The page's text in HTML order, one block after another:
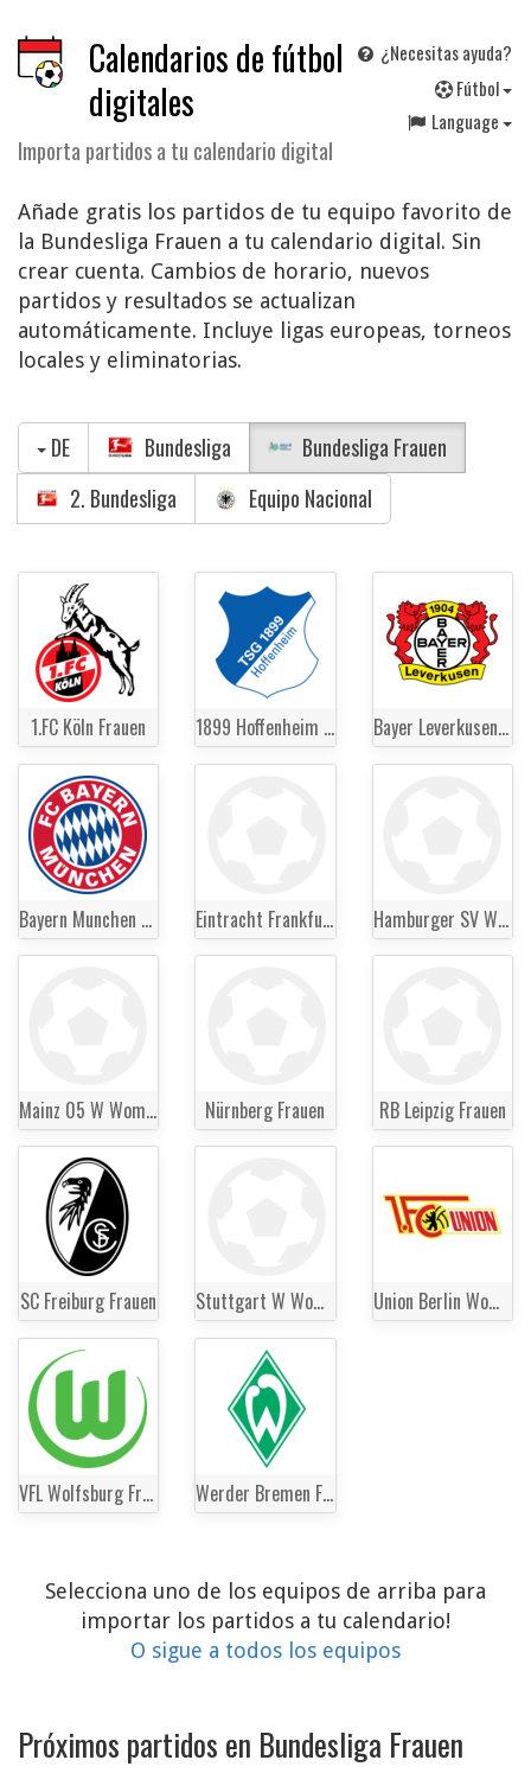
Calendarios de fútbol
digitales
Importa partidos a tu calendario digital
¿Necesitas ayuda?
Fútbol
Language
Añade gratis los partidos de tu equipo favorito de
la Bundesliga Frauen a tu calendario digital. Sin
crear cuenta. Cambios de horario, nuevos
partidos y resultados se actualizan
automáticamente. Incluye ligas europeas, torneos
locales y eliminatorias.
DE Bundesliga
Bundesliga Frauen
2. Bundesliga
Equipo Nacional
1.FC Köln Frauen 1899 Hoffenheim Frauen Bayer Leverkusen Frauen
Bayern Munchen Frauen Eintracht Frankfurt Frauen Hamburger SV Women
Mainz 05 W Women Nürnberg Frauen RB Leipzig Frauen
SC Freiburg Frauen Stuttgart W Women Union Berlin Women
VFL Wolfsburg Frauen Werder Bremen Frauen
Selecciona uno de los equipos de arriba para
importar los partidos a tu calendario!
O sigue a todos los equipos
Próximos partidos en Bundesliga Frauen